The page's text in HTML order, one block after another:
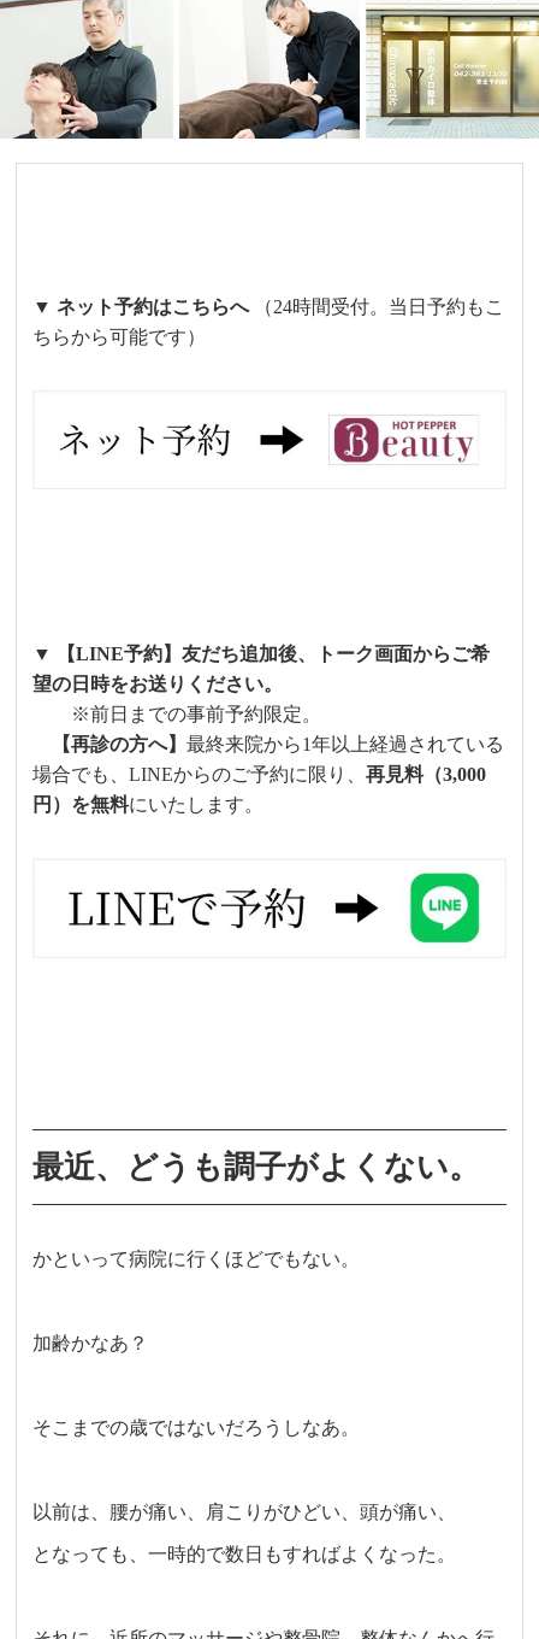
▼ ネット予約はこちらへ（24時間受付。当日予約もこ
ちらから可能です）
▼ 【LINE予約】友だち追加後、トーク画面からご希
望の日時をお送りください。
※前日までの事前予約限定。
【再診の方へ】最終来院から1年以上経過されている
場合でも、LINEからのご予約に限り、再見料（3,000
円）を無料にいたします。
最近、どうも調子がよくない。
かといって病院に行くほどでもない。
加齢かなあ？
そこまでの歳ではないだろうしなあ。
以前は、腰が痛い、肩こりがひどい、頭が痛い、
となっても、一時的で数日もすればよくなった。